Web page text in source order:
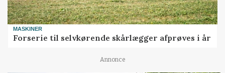
MASKINER
Forserie til selvkørende skårlægger afprøves i år
Annonce